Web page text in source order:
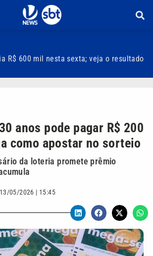
R$ 600 mil nesta sexta; veja o resultado
anos pode pagar R$ 200
como apostar no sorteio
da loteria promete prêmio
13/05/2026 | 15:45